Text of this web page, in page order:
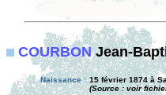
COURBONJean-
Naissance : 15 février 1874 à
(Source : voir